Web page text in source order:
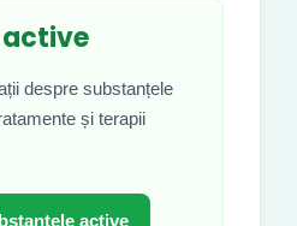
despre substanțele
și terapii
active